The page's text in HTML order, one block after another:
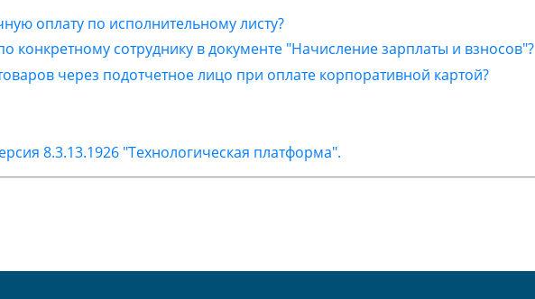
оплату по исполнительному листу?
конкретному сотруднику в документе "Начисление зарплаты и взносов"?
через подотчетное лицо при оплате корпоративной картой?
8.3.13.1926 "Технологическая платформа".